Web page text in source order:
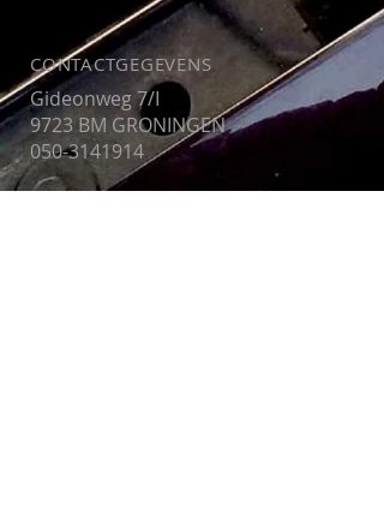
CONTACTGEGEVENS
Gideonweg 7/I
9723 BM GRONINGEN
050-3141914